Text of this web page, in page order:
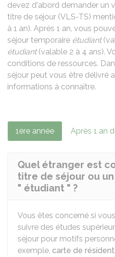
devez d'abord demander un
titre de séjour (VLS-TS)
à 1 an). Après 1 an, vous
séjour temporaire étudiant
étudiant(valable 2 à 4 ans).
conditions de ressources.
séjour peut vous être délivré
informations à connaître.
1ère année Après 1 an
Quel étranger est
titre de séjour ou un
" étudiant " ?
Vous êtes concerné si
suivre des études
séjour pour motifs
exemple, carte de résident